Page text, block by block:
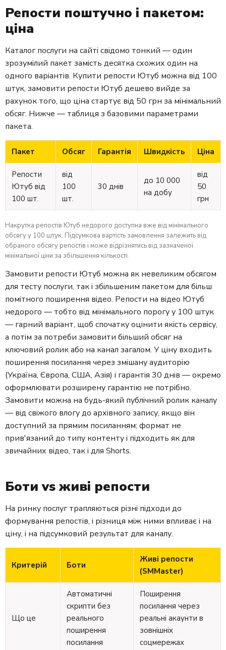
Репости поштучно і пакетом:
ціна
Каталог послуги на сайті свідомо тонкий — один
зрозумілий пакет замість десятка схожих один на
одного варіантів. Купити репости Ютуб можна від 100
штук, замовити репости Ютуб дешево вийде за
рахунок того, що ціна стартує від 50 грн за мінімальний
обсяг. Нижче — таблиця з базовими параметрами
пакета.
Пакет Обсяг Гарантія Швидкість Ціна
Репости
Ютуб від
100 шт.
від
100
шт.
30 днів
до 10 000
на добу
від
50
грн
Накрутка репостів Ютуб недорого доступна вже від мінімального
обсягу у 100 штук. Підсумкова вартість замовлення залежить від
обраного обсягу репостів і може відрізнятись від зазначеної
мінімальної ціни за збільшення кількості.
Замовити репости Ютуб можна як невеликим обсягом
для тесту послуги, так і збільшеним пакетом для більш
помітного поширення відео. Репости на відео Ютуб
недорого — тобто від мінімального порогу у 100 штук
— гарний варіант, щоб спочатку оцінити якість сервісу,
а потім за потреби замовити більший обсяг на
ключовий ролик або на канал загалом. У ціну входить
поширення посилання через змішану аудиторію
(Україна, Європа, США, Азія) і гарантія 30 днів — окремо
оформлювати розширену гарантію не потрібно.
Замовити можна на будь-який публічний ролик каналу
— від свіжого влогу до архівного запису, якщо він
доступний за прямим посиланням; формат не
прив'язаний до типу контенту і підходить як для
звичайних відео, так і для Shorts.
Боти vs живі репости
На ринку послуг трапляються різні підходи до
формування репостів, і різниця між ними впливає і на
ціну, і на підсумковий результат для каналу.
Критерій Боти
Живі репости
(SMMaster)
Що це
Автоматичні
скрипти без
реального
поширення
посилання
Поширення
посилання через
реальні акаунти в
зовнішніх
соцмережах